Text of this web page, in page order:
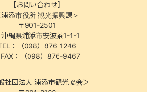
【お問い合わせ】
浦添市役所 観光振興課＞
〒901-2501
縄県浦添市安波茶1-1-1
：（098）876-1246
：（098）876-9467
社団法人 浦添市観光協会＞